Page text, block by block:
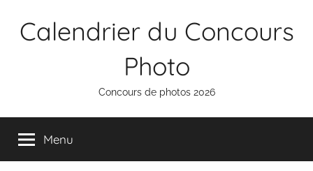
Calendrier du Concours
Photo
Concours de photos 2026
Menu